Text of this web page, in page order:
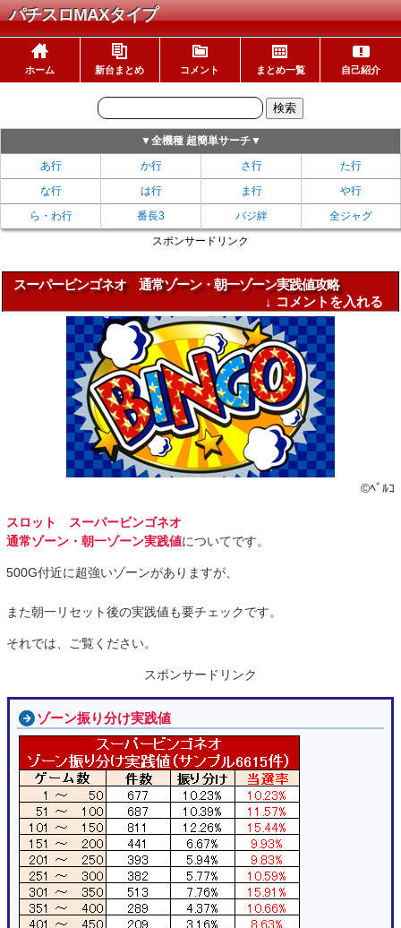
パチスロMAXタイプ
ホーム 新台まとめ コメント まとめ一覧 自己紹介
▼全機種 超簡単サーチ▼
あ行
か行 さ行
た行
な行
は行 ま行
や行
ら・わ行
番長3 バジ絆
全ジャグ
スポンサードリンク
スーパービンゴネオ 通常ゾーン・朝一ゾーン実践値攻略
↓ コメントを入れる
©ﾍﾞﾙｺ
スロット スーパービンゴネオ
通常ゾーン・朝一ゾーン実践値についてです。
500G付近に超強いゾーンがありますが、
また朝一リセット後の実践値も要チェックです。
それでは、ご覧ください。
スポンサードリンク
ゾーン振り分け実践値